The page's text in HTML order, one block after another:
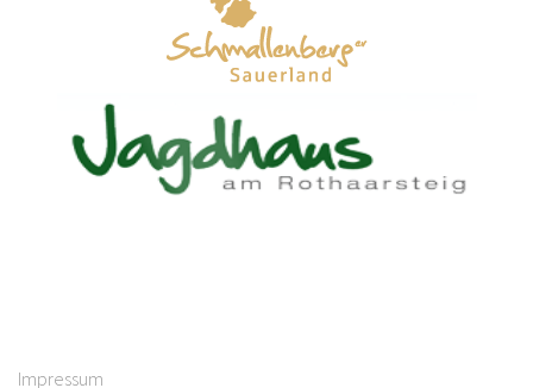
Impressum